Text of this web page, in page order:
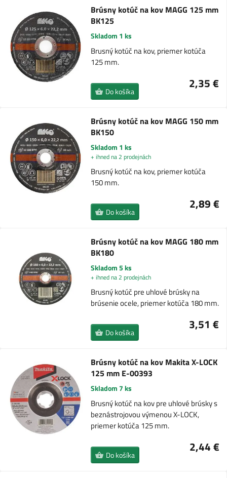
Brúsny kotúč na kov MAGG 125 mm
BK125
Skladom 1 ks
Brusný kotúč na kov, priemer kotúča
125 mm.
2,35 €
Do košíka
Brúsny kotúč na kov MAGG 150 mm
BK150
Skladom 1 ks
+ ihned na 2 prodejnách
Brusný kotúč na kov, priemer kotúča
150 mm.
2,89 €
Do košíka
Brúsny kotúč na kov MAGG 180 mm
BK180
Skladom 5 ks
+ ihned na 2 prodejnách
Brusný kotúč pre uhlové brúsky na
brúsenie ocele, priemer kotúča 180 mm.
3,51 €
Do košíka
Brúsny kotúč na kov Makita X-LOCK
125 mm E-00393
Skladom 7 ks
Brusný kotúč na kov pre uhlové brúsky s
beznástrojovou výmenou X-LOCK,
priemer kotúča 125 mm.
2,44 €
Do košíka